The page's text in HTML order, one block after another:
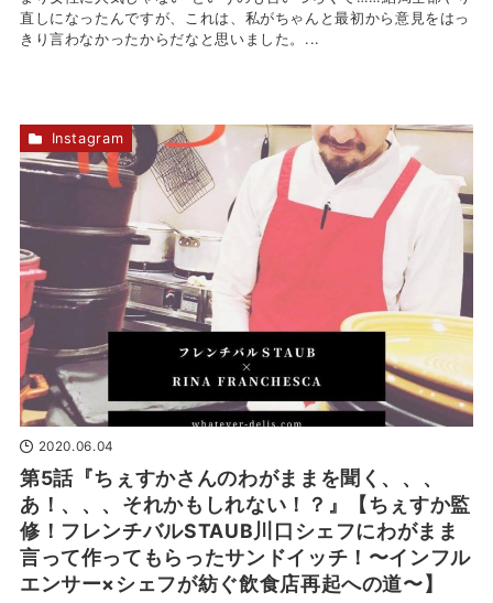
直しになったんですが、これは、私がちゃんと最初から意見をはっ
きり言わなかったからだなと思いました。...
2020.06.04
第5話『ちぇすかさんのわがままを聞く、、、
あ！、、、それかもしれない！？』【ちぇすか監
修！フレンチバルSTAUB川口シェフにわがまま
言って作ってもらったサンドイッチ！〜インフル
エンサー×シェフが紡ぐ飲食店再起への道〜】
Instagram